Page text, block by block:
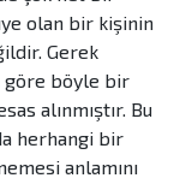
olan bir kişinin
Gerek
göre böyle bir
alınmıştır. Bu
herhangi bir
anlamını